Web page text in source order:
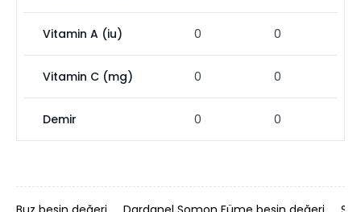
Vitamin A (iu) 0 0
Vitamin C (mg) 0 0
Demir 0 0